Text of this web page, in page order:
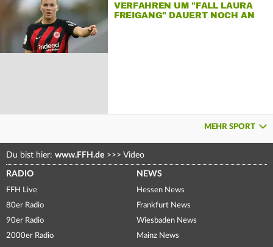
VERFAHREN UM "FALL LAURA
FREIGANG" DAUERT NOCH AN
MEHR SPORT
Du bist hier: www.FFH.de >>> Video
RADIO
FFH Live
80er Radio
90er Radio
2000er Radio
NEWS
Hessen News
Frankfurt News
Wiesbaden News
Mainz News